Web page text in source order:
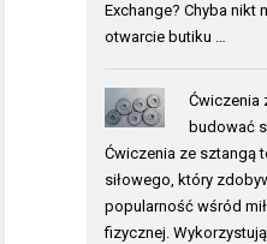
Exchange? Chyba nikt
otwarcie butiku …
Ćwiczenia
budować
Ćwiczenia ze sztangą
siłowego, który
popularność wśród
fizycznej.